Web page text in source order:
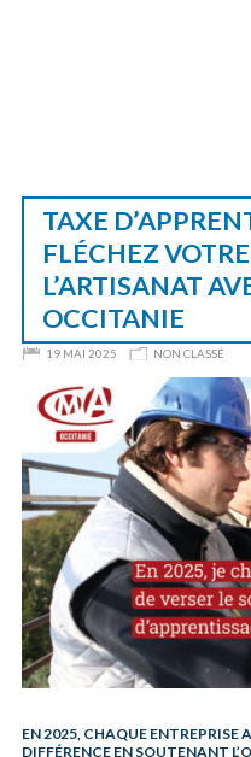
TAXE
FLÉCHEZ
L’ARTISANAT
OCCITANIE
19 MAI 2025 NON CLASSÉ
EN 2025, CHAQUE ENTREPRISE
DIFFÉRENCE EN SOUTENANT